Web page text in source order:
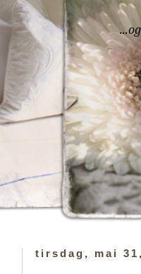
tirsdag, mai